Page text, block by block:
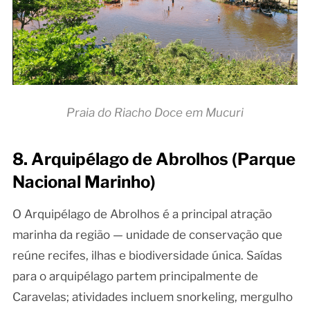
Praia do Riacho Doce em Mucuri
8. Arquipélago de Abrolhos (Parque
Nacional Marinho)
O Arquipélago de Abrolhos é a principal atração
marinha da região — unidade de conservação que
reúne recifes, ilhas e biodiversidade única. Saídas
para o arquipélago partem principalmente de
Caravelas; atividades incluem snorkeling, mergulho